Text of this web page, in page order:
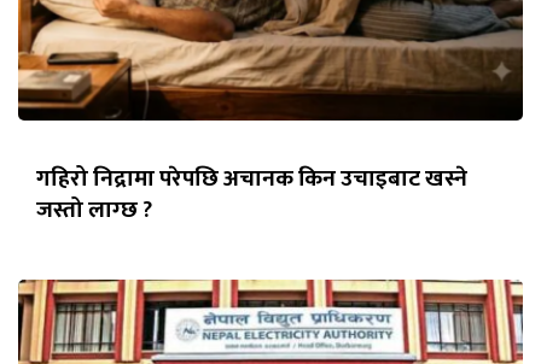
गहिरो निद्रामा परेपछि अचानक किन उचाइबाट खस्ने
जस्तो लाग्छ ?